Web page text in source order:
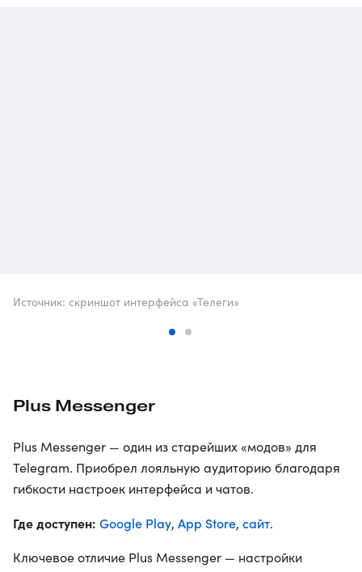
Источник: скриншот интерфейса «Телеги»
Plus Messenger
Plus Messenger — один из старейших «модов» для
Telegram. Приобрел лояльную аудиторию благодаря
гибкости настроек интерфейса и чатов.
Где доступен: Google Play, App Store, сайт.
Ключевое отличие Plus Messenger — настройки